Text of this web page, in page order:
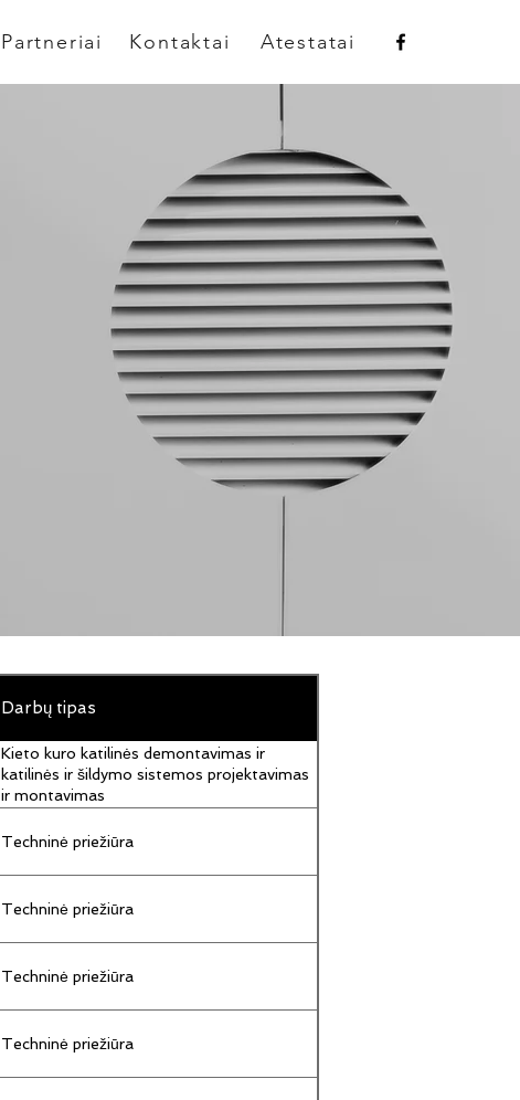
Atestatai
Partneriai Kontaktai
Darbų tipas
Kieto kuro katilinės demontavimas ir
katilinės ir šildymo sistemos projektavimas
ir montavimas
Techninė priežiūra
Techninė priežiūra
Techninė priežiūra
Techninė priežiūra